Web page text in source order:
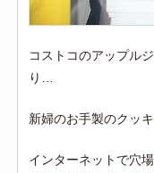
コストコのアップル
り…
新婦のお手製のクッ
インターネットで穴場